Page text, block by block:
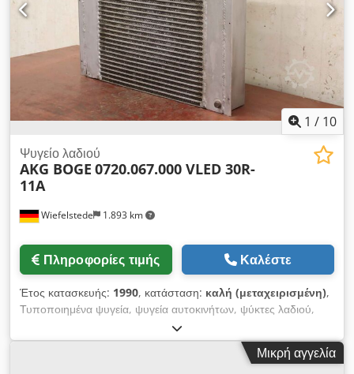
1 / 10
Wiefelstede 1.893 km
Ψυγείο λαδιού
AKG BOGE 0720.067.000 VLED 30R-
11A
Πληροφορίες τιμής Καλέστε
Έτος κατασκευής: 1990, κατάσταση: καλή (μεταχειρισμένη),
Τυποποιημένα ψυγεία, ψυγεία αυτοκινήτων, ψύκτες λαδιού,
εναλλάκτες θερμότητας -Κατασκευαστής: AKG, ελαφρύ
μεταλλικό ψυγείο λαδιού/αέρα από κοχλιοφόρο συμπιεστή
Boge VLED 30R-11A Dcsdpfx Abjvcxzaozjk -Τύπος:Μικρή αγγελία